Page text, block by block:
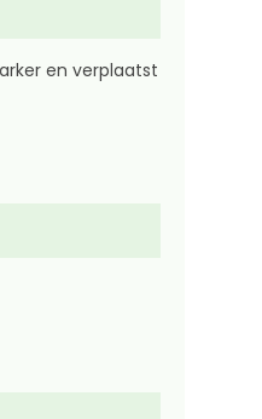
en verplaatst